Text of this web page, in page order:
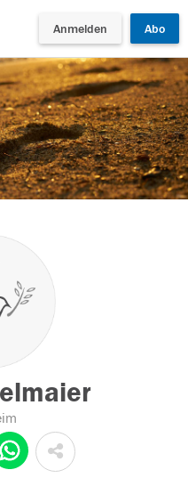
Anmelden Abo